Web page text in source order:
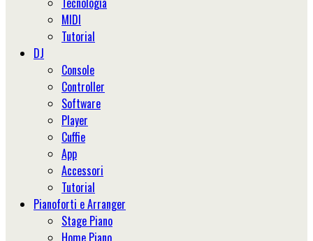
MIDI
Tutorial
DJ
Console
Controller
Software
Player
Cuffie
App
Accessori
Tutorial
Pianoforti e Arranger
Stage Piano